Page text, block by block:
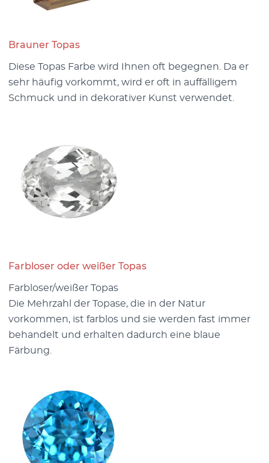
Brauner Topas
Diese Topas Farbe wird Ihnen oft begegnen. Da er
sehr häufig vorkommt, wird er oft in auffälligem
Schmuck und in dekorativer Kunst verwendet.
Farbloser oder weißer Topas
Farbloser/weißer Topas
Die Mehrzahl der Topase, die in der Natur
vorkommen, ist farblos und sie werden fast immer
behandelt und erhalten dadurch eine blaue
Färbung.